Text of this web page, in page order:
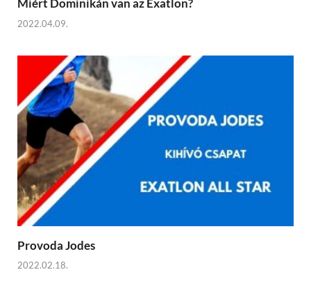
Miért Dominikán van az Exatlon?
2022.04.09.
Provoda Jodes
2022.02.18.